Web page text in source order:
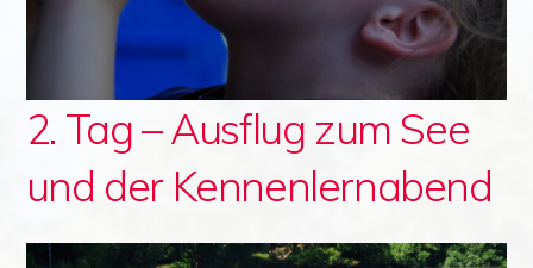
2. Tag – Ausflug zum See
und der Kennenlernabend